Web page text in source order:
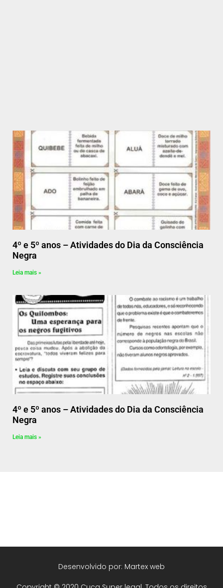
4º e 5º anos – Atividades do Dia da Consciência
Negra
Leia mais »
4º e 5º anos – Atividades do Dia da Consciência
Negra
Leia mais »
Desenvolvido por: Martex web